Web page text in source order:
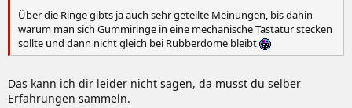
Über die Ringe gibts ja auch sehr geteilte Meinungen, bis dahin
warum man sich Gummiringe in eine mechanische Tastatur stecken
sollte und dann nicht gleich bei Rubberdome bleibt
Das kann ich dir leider nicht sagen, da musst du selber
Erfahrungen sammeln.